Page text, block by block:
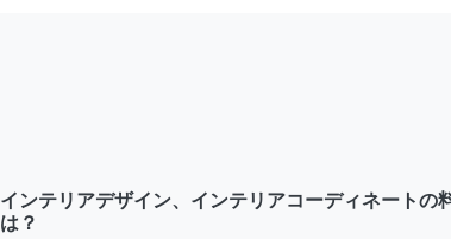
インテリアデザイン、インテリアコーディネートの
は？